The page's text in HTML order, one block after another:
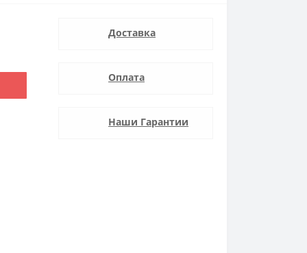
Доставка
Оплата
Наши Гарантии